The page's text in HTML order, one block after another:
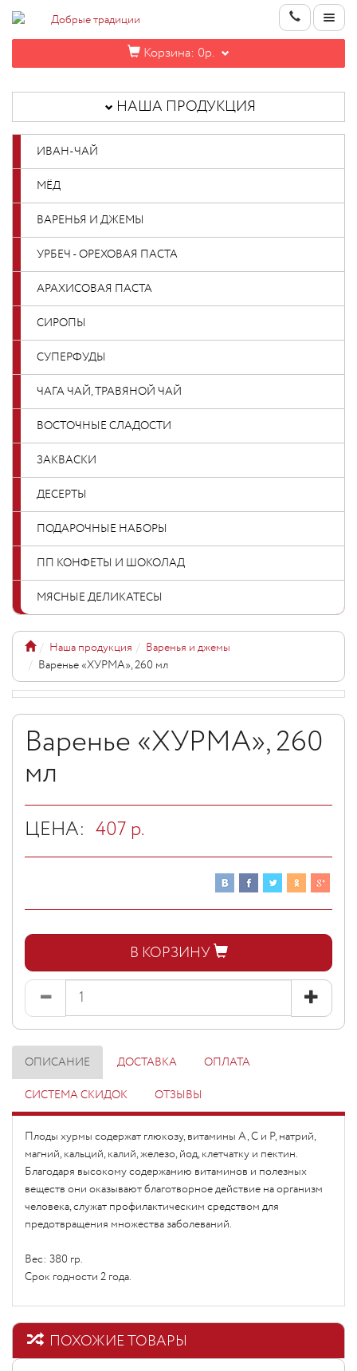
Корзина: 0р.
ИНФОРМАЦИЯ
КОНТАКТЫ
НОВИНКИ
ОПТОВИКАМ
НАША ПРОДУКЦИЯ
ИВАН-ЧАЙ
МЁД
ВАРЕНЬЯ И ДЖЕМЫ
УРБЕЧ - ОРЕХОВАЯ ПАСТА
АРАХИСОВАЯ ПАСТА
СИРОПЫ
СУПЕРФУДЫ
ЧАГА ЧАЙ, ТРАВЯНОЙ ЧАЙ
ВОСТОЧНЫЕ СЛАДОСТИ
ЗАКВАСКИ
ДЕСЕРТЫ
ПОДАРОЧНЫЕ НАБОРЫ
ПП КОНФЕТЫ И ШОКОЛАД
МЯСНЫЕ ДЕЛИКАТЕСЫ
Наша продукция
Варенья и джемы
Варенье «ХУРМА», 260 мл
Варенье «ХУРМА», 260
мл
ЦЕНА: 407 р.
В КОРЗИНУ
ОПИСАНИЕ ДОСТАВКА ОПЛАТА
СИСТЕМА СКИДОК ОТЗЫВЫ
Плоды хурмы содержат глюкозу, витамины А, С и Р, натрий,
магний, кальций, калий, железо, йод, клетчатку и пектин.
Благодаря высокому содержанию витаминов и полезных
веществ они оказывают благотворноедействие на организм
человека, служат профилактическим средством для
предотвращения множества заболеваний.
Вес: 380 гр.
Срок годности 2 года.
ПОХОЖИЕ ТОВАРЫ